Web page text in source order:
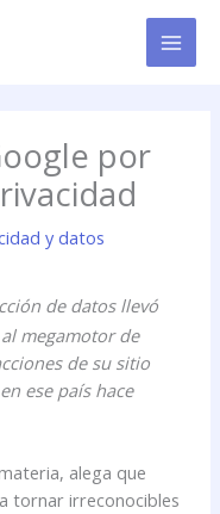
por
y datos
de datos llevó
megamotor de
de su sitio
ese país hace
alega que
tornar irreconocibles